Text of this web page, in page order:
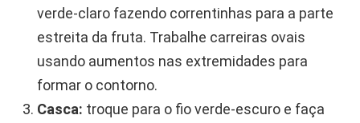
verde-claro fazendo correntinhas para a parte
estreita da fruta. Trabalhe carreiras ovais
usando aumentos nas extremidades para
formar o contorno.
Casca: troque para o fio verde-escuro e faça